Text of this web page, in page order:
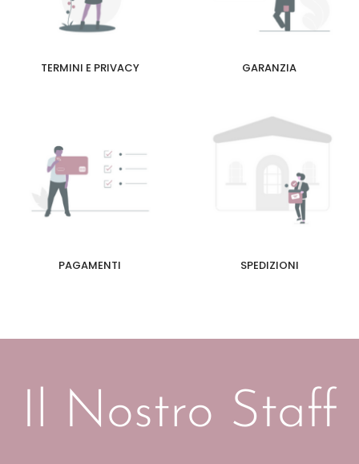
TERMINI E PRIVACY GARANZIA
PAGAMENTI SPEDIZIONI
Il Nostro Staff